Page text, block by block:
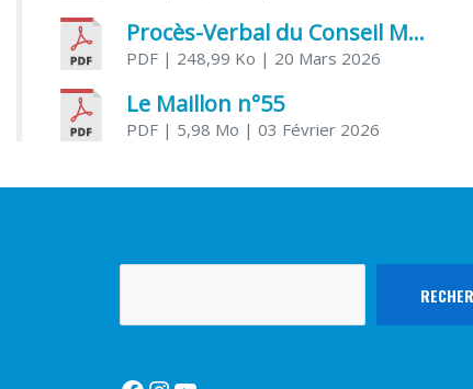
Procès-Verbal du Conseil Municipal du 20 mars 2026
PDF | 248,99 Ko | 20 Mars 2026
Le Maillon n°55
PDF | 5,98 Mo | 03 Février 2026